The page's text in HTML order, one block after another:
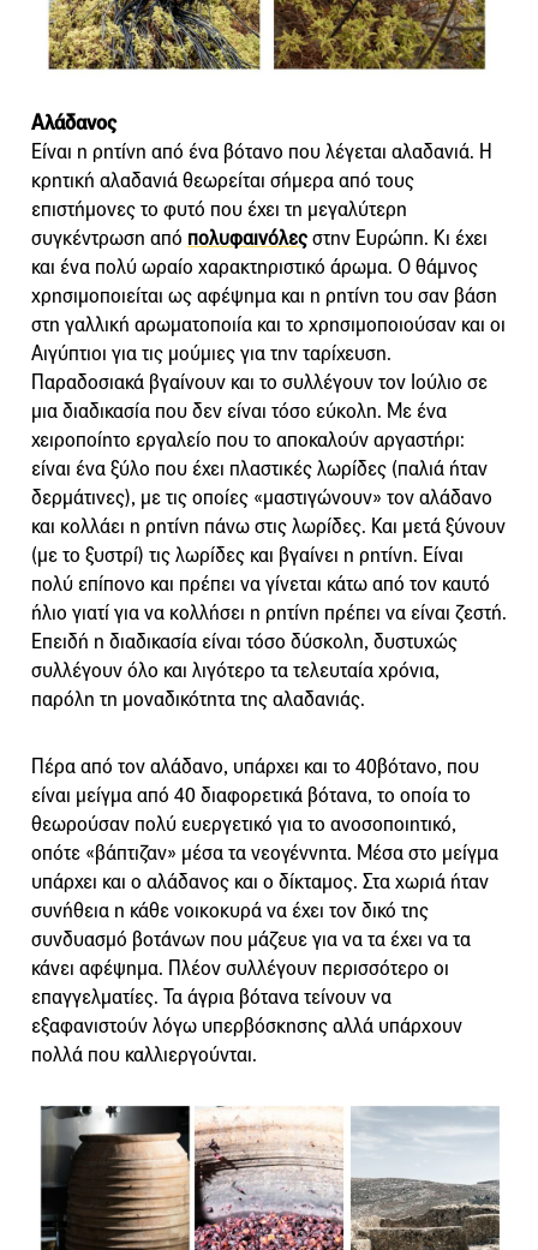
Αλάδανος
Είναι η ρητίνη από ένα βότανο που λέγεται αλαδανιά. Η
κρητική αλαδανιά θεωρείται σήμερα από τους
επιστήμονες το φυτό που έχει τη μεγαλύτερη
συγκέντρωση από πολυφαινόλεςστην Ευρώπη. Κι έχει
και ένα πολύ ωραίο χαρακτηριστικό άρωμα. Ο θάμνος
χρησιμοποιείται ως αφέψημα και η ρητίνη του σαν βάση
στη γαλλική αρωματοποιία και το χρησιμοποιούσαν και οι
Αιγύπτιοι για τις μούμιες για την ταρίχευση.
Παραδοσιακά βγαίνουν και το συλλέγουν τον Ιούλιο σε
μια διαδικασία που δεν είναι τόσο εύκολη. Με ένα
χειροποίητο εργαλείο που το αποκαλούν αργαστήρι:
είναι ένα ξύλο που έχει πλαστικές λωρίδες (παλιά ήταν
δερμάτινες), με τις οποίες «μαστιγώνουν» τον αλάδανο
και κολλάει η ρητίνη πάνω στις λωρίδες. Και μετά ξύνουν
(με το ξυστρί) τις λωρίδες και βγαίνει η ρητίνη. Είναι
πολύ επίπονο και πρέπει να γίνεται κάτω από τον καυτό
ήλιο γιατί για να κολλήσει η ρητίνη πρέπει να είναι ζεστή.
Επειδή η διαδικασία είναι τόσο δύσκολη, δυστυχώς
συλλέγουν όλο και λιγότερο τα τελευταία χρόνια,
παρόλη τη μοναδικότητα της αλαδανιάς.
Πέρα από τον αλάδανο, υπάρχει και το 40βότανο, που
είναι μείγμα από 40 διαφορετικά βότανα, το οποία το
θεωρούσαν πολύ ευεργετικό για το ανοσοποιητικό,
οπότε «βάπτιζαν» μέσα τα νεογέννητα. Μέσα στο μείγμα
υπάρχει και ο αλάδανος και ο δίκταμος. Στα χωριά ήταν
συνήθεια η κάθε νοικοκυρά να έχει τον δικό της
συνδυασμό βοτάνων που μάζευε για να τα έχει να τα
κάνει αφέψημα. Πλέον συλλέγουν περισσότερο οι
επαγγελματίες. Τα άγρια βότανα τείνουν να
εξαφανιστούν λόγω υπερβόσκησης αλλά υπάρχουν
πολλά που καλλιεργούνται.